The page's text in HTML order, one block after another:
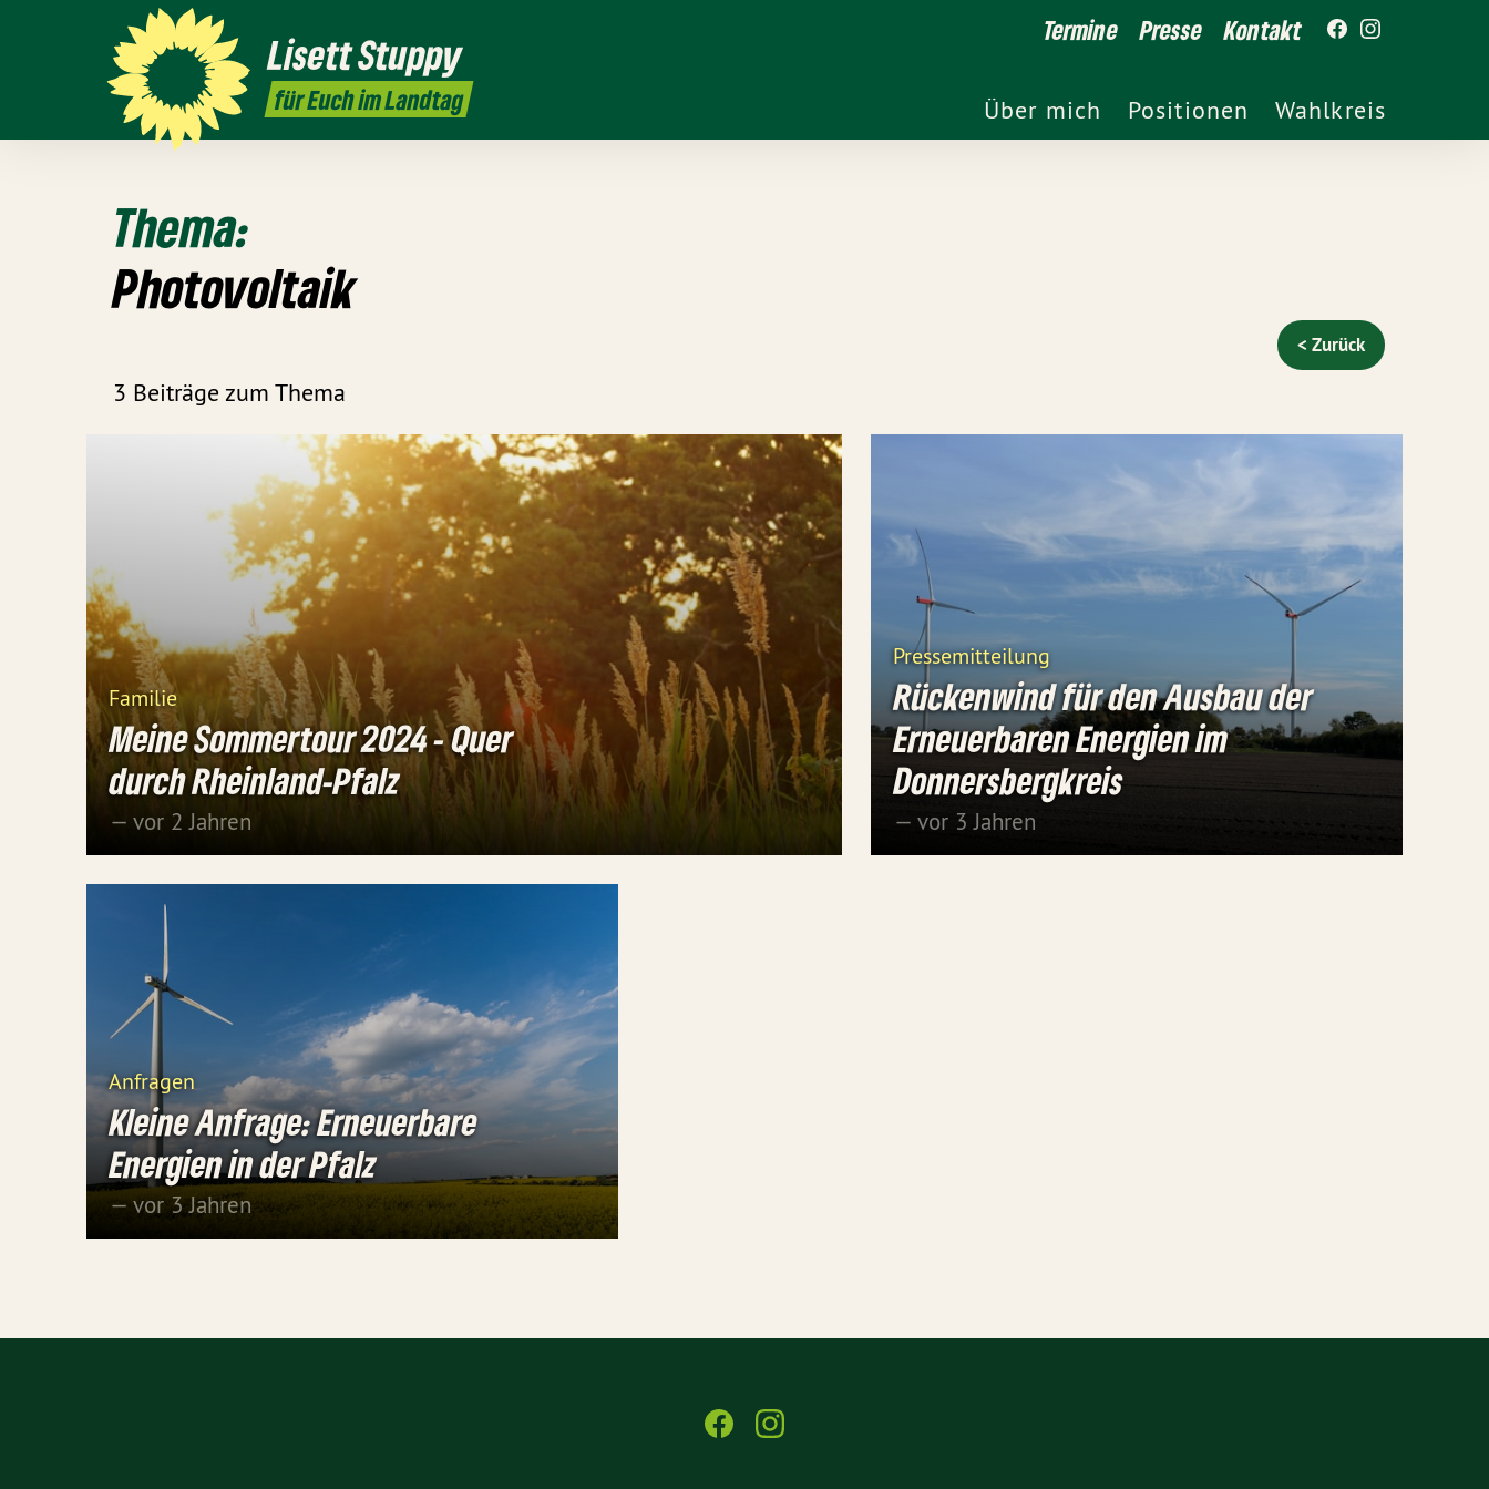
LisettStuppy
für Euch im Landtag
Termine Presse Kontakt
Über mich Positionen Wahlkreis
Thema:
Photovoltaik
3 Beiträge zum Thema
< Zurück
Familie
Meine Sommertour 2024 - Quer
durch Rheinland-Pfalz
— vor 2 Jahren
Pressemitteilung
Rückenwind für den Ausbau der
Erneuerbaren Energien im
Donnersbergkreis
— vor 3 Jahren
Anfragen
Kleine Anfrage: Erneuerbare
Energien in der Pfalz
— vor 3 Jahren